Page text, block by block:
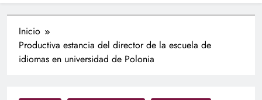
Inicio
Productiva estancia del director de la escuela de
idiomas en universidad de Polonia